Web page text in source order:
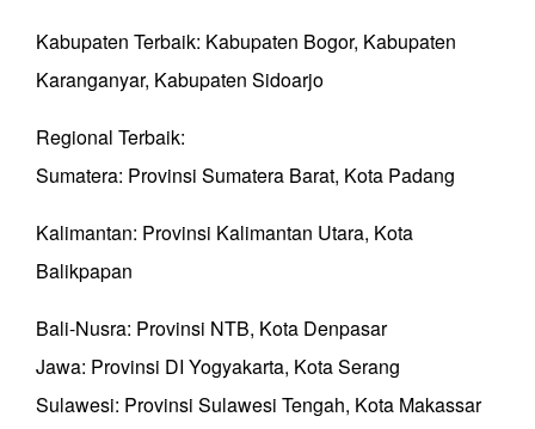
Kabupaten Terbaik: Kabupaten Bogor, Kabupaten
Karanganyar, Kabupaten Sidoarjo
Regional Terbaik:
Sumatera: Provinsi Sumatera Barat, Kota Padang
Kalimantan: Provinsi Kalimantan Utara, Kota
Balikpapan
Bali-Nusra: Provinsi NTB, Kota Denpasar
Jawa: Provinsi DI Yogyakarta, Kota Serang
Sulawesi: Provinsi Sulawesi Tengah, Kota Makassar